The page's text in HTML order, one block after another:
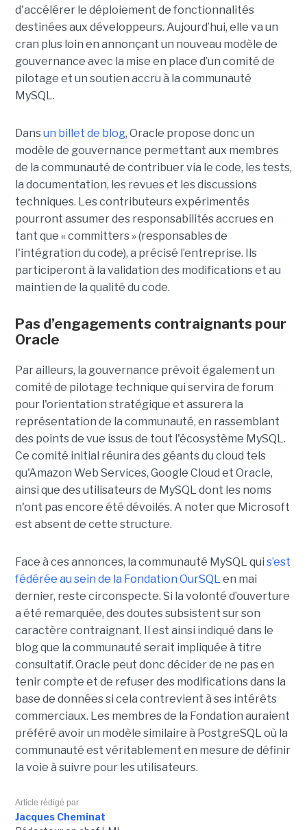
d'accélérer le déploiement de fonctionnalités
destinées aux développeurs. Aujourd’hui, elle va un
cran plus loin en annonçant un nouveau modèle de
gouvernance avec la mise en place d’un comité de
pilotage et un soutien accru à la communauté
MySQL.
Dansun billet de blog, Oracle propose donc un
modèle de gouvernance permettant aux membres
de la communauté de contribuer via le code, les tests,
la documentation, les revues et les discussions
techniques. Les contributeurs expérimentés
pourront assumer des responsabilités accrues en
tant que « committers » (responsables de
l'intégration du code), a précisé l’entreprise. Ils
participeront à la validation des modifications et au
maintien de la qualité du code.
Pas d’engagements contraignants pour
Oracle
Par ailleurs, la gouvernance prévoit également un
comité de pilotage technique qui servira de forum
pour l'orientation stratégique et assurera la
représentation de la communauté, en rassemblant
des points de vue issus de tout l'écosystème MySQL.
Ce comité initial réunira des géants du cloud tels
qu'Amazon Web Services, Google Cloud et Oracle,
ainsi que des utilisateurs de MySQL dont les noms
n'ont pas encore été dévoilés. A noter que Microsoft
est absent de cette structure.
Face à ces annonces, la communauté MySQL qui s’est
fédérée au sein de la Fondation OurSQL en mai
dernier, reste circonspecte. Si la volonté d’ouverture
a été remarquée, des doutes subsistent sur son
caractère contraignant. Il est ainsi indiqué dans le
blog que la communauté serait impliquée à titre
consultatif. Oracle peut donc décider de ne pas en
tenir compte et de refuser des modifications dans la
base de données si cela contrevient à ses intérêts
commerciaux. Les membres de la Fondation auraient
préféré avoir un modèle similaire à PostgreSQL où la
communauté est véritablement en mesure de définir
la voie à suivre pour les utilisateurs.
Article rédigé par
Jacques Cheminat